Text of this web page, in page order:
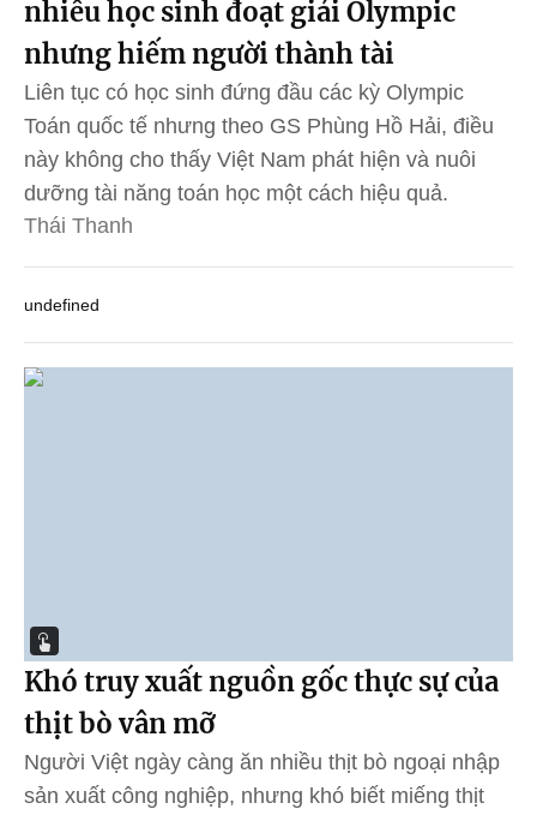
nhiều học sinh đoạt giải Olympic
nhưng hiếm người thành tài
Liên tục có học sinh đứng đầu các kỳ Olympic
Toán quốc tế nhưng theo GS Phùng Hồ Hải, điều
này không cho thấy Việt Nam phát hiện và nuôi
dưỡng tài năng toán học một cách hiệu quả.
Thái Thanh
undefined
Khó truy xuất nguồn gốc thực sự của
thịt bò vân mỡ
Người Việt ngày càng ăn nhiều thịt bò ngoại nhập
sản xuất công nghiệp, nhưng khó biết miếng thịt